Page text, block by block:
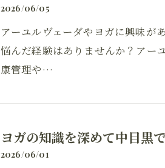
2026/06/05
アーユルヴェーダやヨガに興味が
悩んだ経験はありませんか？アー
康管理や…
ヨガの知識を深めて中目黒
2026/06/01